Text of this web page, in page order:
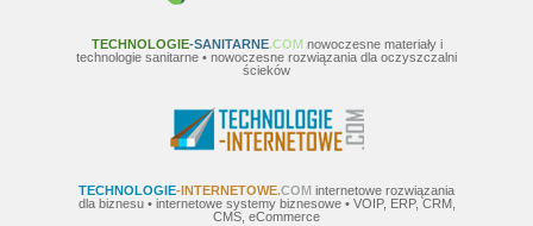
TECHNOLOGIE-SANITARNE.COM nowoczesne materiały i
technologie sanitarne • nowoczesne rozwiązania dla oczyszczalni
ścieków
TECHNOLOGIE-INTERNETOWE.COM internetowe rozwiązania
dla biznesu • internetowe systemy biznesowe • VOIP, ERP, CRM,
CMS, eCommerce